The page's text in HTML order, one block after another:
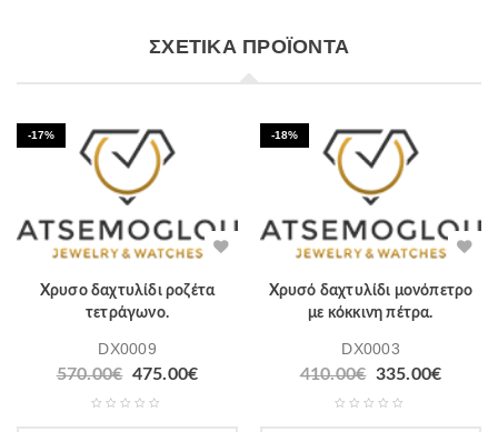
ΣΧΕΤΙΚΆ ΠΡΟΪΌΝΤΑ
-17%
Χρυσο δαχτυλίδι ροζέτα
τετράγωνο.
DX0009
570.00€ 475.00€
-18%
Χρυσό δαχτυλίδι μονόπετρο
με κόκκινη πέτρα.
DX0003
410.00€ 335.00€